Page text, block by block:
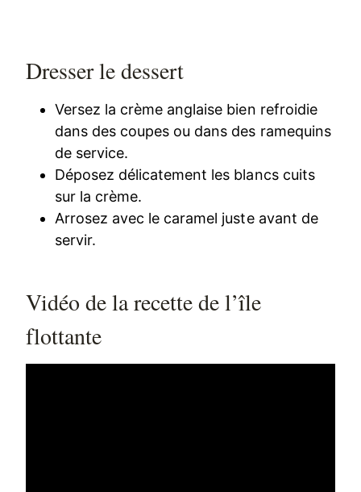
Dresser le dessert
Versez la crème anglaise bien refroidie
dans des coupes ou dans des ramequins
de service.
Déposez délicatement les blancs cuits
sur la crème.
Arrosez avec le caramel juste avant de
servir.
Vidéo de la recette de l’île
flottante